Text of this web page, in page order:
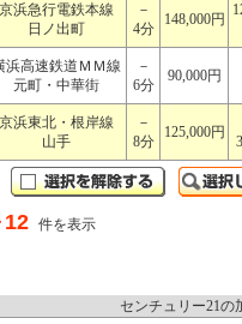
京浜急行電鉄本線
日ノ出町
－
4分
148,000円
浜高速鉄道ＭＭ線
元町・中華街
－
6分
90,000円
京浜東北・根岸線
山手
－
8分
125,000円
12 件を表示
センチュリー21の